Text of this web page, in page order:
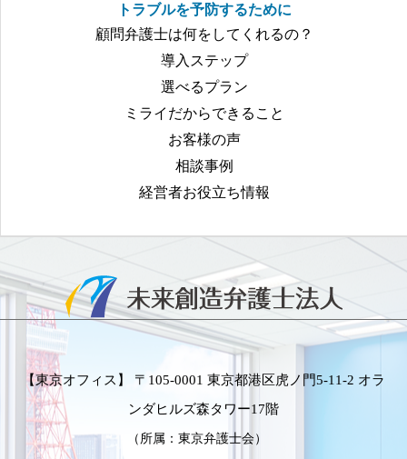
トラブルを予防するために
顧問弁護士は何をしてくれるの？
導入ステップ
選べるプラン
ミライだからできること
お客様の声
相談事例
経営者お役立ち情報
【東京オフィス】 〒105-0001 東京都港区虎ノ門5-11-2 オラ
ンダヒルズ森タワー17階
（所属：東京弁護士会）